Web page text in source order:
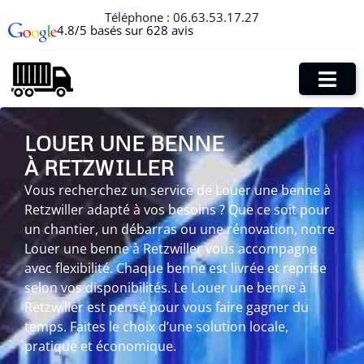
Téléphone : 06.63.53.17.27
4.8/5 basés sur 628 avis
LOUER UNE BENNE
À RETZWILLER
Vous recherchez un service de Louer une benne à
Retzwiller adapté à vos besoins ? Que ce soit pour
un chantier, un débarras ou une rénovation, notre
Louer une benne à Retzwiller vous accompagne
avec flexibilité. Chaque benne est livrée et reprise
selon vos disponibilités. Le Louer une benne à
Retzwiller est pensé pour vous faire gagner du
temps. Faites le choix d’une solution locale,
pratique et économique.